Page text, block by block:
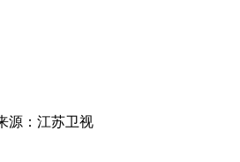
源：江苏卫视